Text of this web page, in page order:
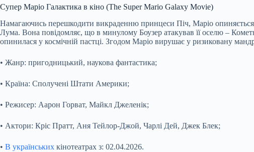
Супер Маріо Галактика в кіно (The Super Mario Galaxy Movie)
Намагаючись перешкодити викраденню принцеси Піч, Маріо опиняється
Лума. Вона повідомляє, що в минулому Боузер атакував її оселю –
опинилася у космічній пастці. Згодом Маріо вирушає у ризиковану
• Жанр: пригодницький, наукова фантастика;
• Країна: Сполучені Штати Америки;
• Режисер: Аарон Горват, Майкл Джеленік;
• Актори: Кріс Пратт, Аня Тейлор-Джой, Чарлі Дей, Джек Блек;
• В українських кінотеатрах з: 02.04.2026.